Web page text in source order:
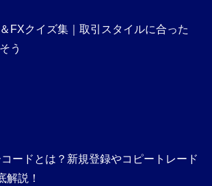
FXクイズ集｜取引スタイルに合った
う
ードとは？新規登録やコピートレード
解説！